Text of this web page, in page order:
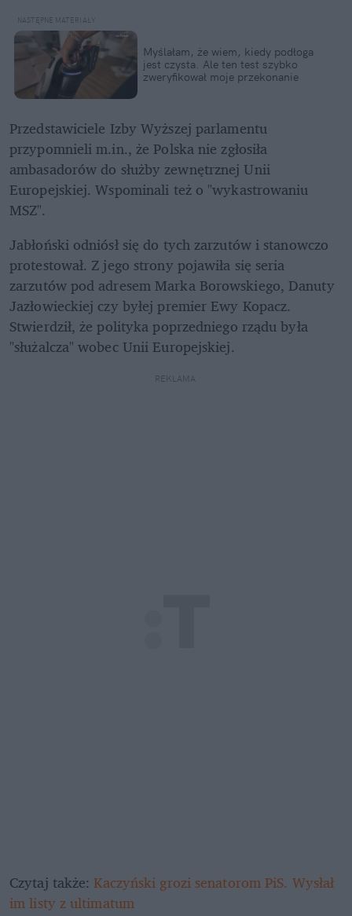
Myślałam, że wiem, kiedy podłoga
jest czysta. Ale ten test szybko
zweryfikował moje przekonanie
Przedstawiciele Izby Wyższej parlamentu
przypomnieli m.in., że Polska nie zgłosiła
ambasadorów do służby zewnętrznej Unii
Europejskiej. Wspominali też o "wykastrowaniu
MSZ".
Jabłoński odniósł się do tych zarzutów i stanowczo
protestował. Z jego strony pojawiła się seria
zarzutów pod adresem Marka Borowskiego, Danuty
Jazłowieckiej czy byłej premier Ewy Kopacz.
Stwierdził, że polityka poprzedniego rządu była
"służalcza" wobec Unii Europejskiej.
REKLAMA
Czytaj także: Kaczyński grozi senatorom PiS. Wysłał
im listy z ultimatum